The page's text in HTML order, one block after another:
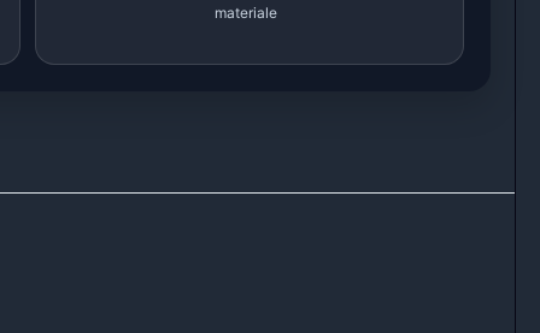
materiale